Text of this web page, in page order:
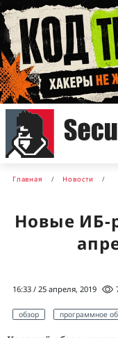
Главная Новости
Новые ИБ-
16:33 / 25 апреля, 2019
обзор программное